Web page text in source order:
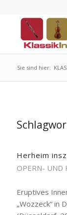
Sie sind hier:
Herheim
OPERN- UND
Eruptives
„Wozzeck“ in